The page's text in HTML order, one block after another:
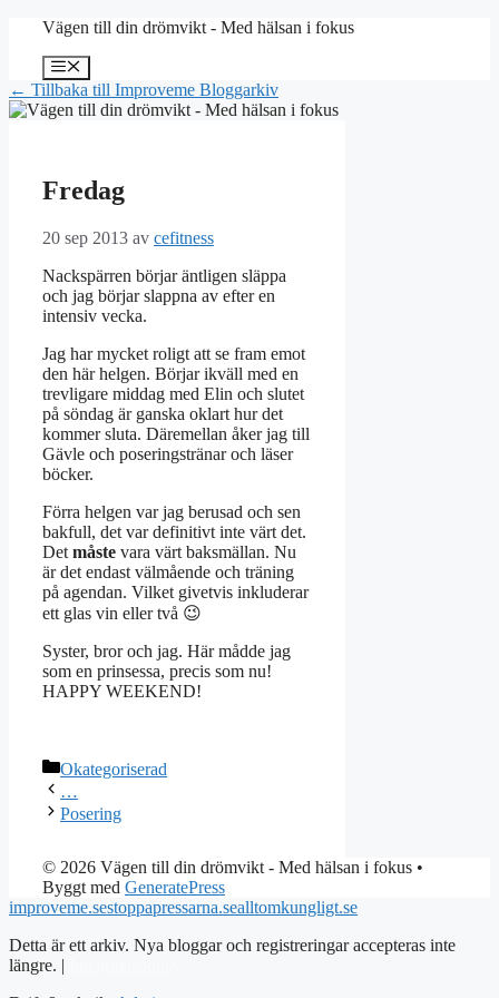
Hoppa
innehåll
Vägen till din drömvikt - Med hälsan i fokus
Meny
← Tillbaka till Improveme Bloggarkiv
Fredag
20 sep 2013 av cefitness
Nackspärren börjar äntligen släppa
och jag börjar slappna av efter en
intensiv vecka.
Jag har mycket roligt att se fram emot
den här helgen. Börjar ikväll med en
trevligare middag med Elin och slutet
på söndag är ganska oklart hur det
kommer sluta. Däremellan åker jag till
Gävle och poseringstränar och läser
böcker.
Förra helgen var jag berusad och sen
bakfull, det var definitivt inte värt det.
Det måste vara värt baksmällan. Nu
är det endast välmående och träning
på agendan. Vilket givetvis inkluderar
ett glas vin eller två 😉
Syster, bror och jag. Här mådde jag
som en prinsessa, precis som nu!
HAPPY WEEKEND!
Kategorier
Okategoriserad
…
Posering
© 2026 Vägen till din drömvikt - Med hälsan i fokus •
Byggt med GeneratePress
improveme.sestoppapressarna.sealltomkungligt.se
Detta är ett arkiv. Nya bloggar och registreringar accepteras inte
längre. |